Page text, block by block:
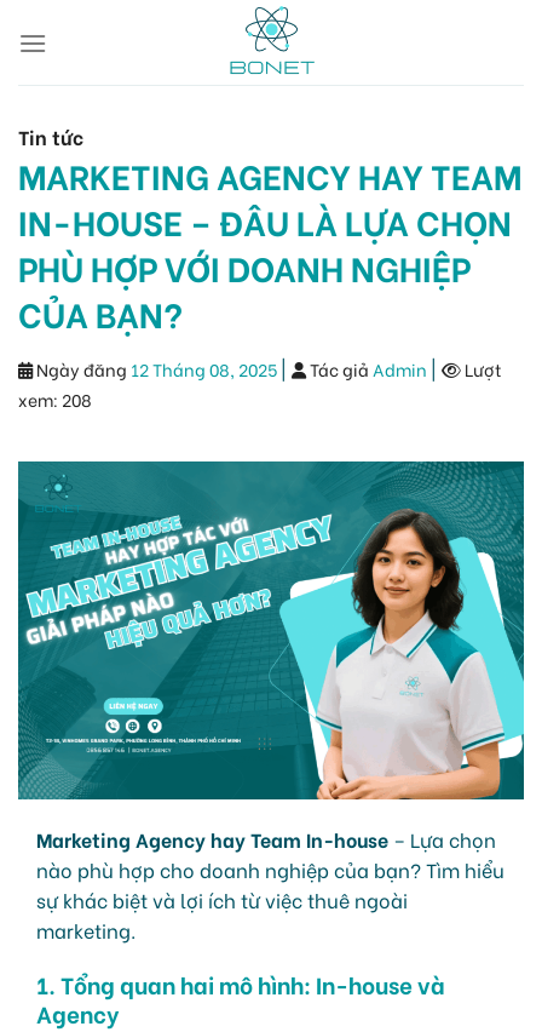
Tin tức
MARKETING AGENCY HAY TEAM
IN-HOUSE – ĐÂU LÀ LỰA CHỌN
PHÙ HỢP VỚI DOANH NGHIỆP
CỦA BẠN?
Ngày đăng 12 Tháng 08, 2025| Tác giả Admin |
Lượt
xem: 208
Marketing Agency hay Team In-house – Lựa chọn
nào phù hợp cho doanh nghiệp của bạn? Tìm hiểu
sự khác biệt và lợi ích từ việc thuê ngoài
marketing.
1. Tổng quan hai mô hình: In-house và
Agency